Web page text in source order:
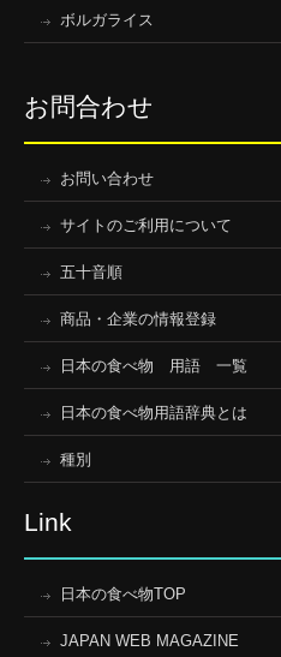
ボルガライス
お問合わせ
お問い合わせ
サイトのご利用について
五十音順
商品・企業の情報登録
日本の食べ物 用語 一覧
日本の食べ物用語辞典とは
種別
Link
日本の食べ物TOP
JAPAN WEB MAGAZINE